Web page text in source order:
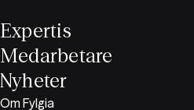
Expertis
Medarbetare
Nyheter
Om Fylgia